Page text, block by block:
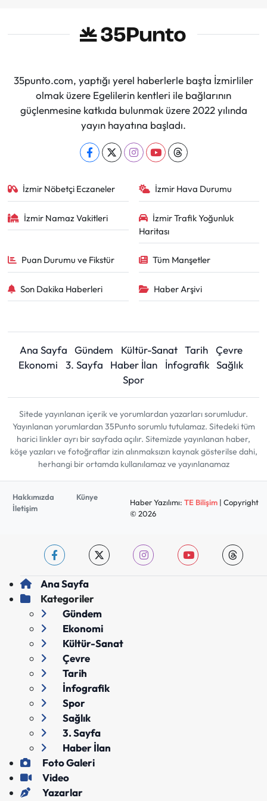
35punto.com, yaptığı yerel haberlerle başta İzmirliler
olmak üzere Egelilerin kentleri ile bağlarının
güçlenmesine katkıda bulunmak üzere 2022 yılında
yayın hayatına başladı.
İzmir Nöbetçi Eczaneler İzmir Hava Durumu
İzmir Namaz Vakitleri
İzmir Trafik Yoğunluk
Haritası
Puan Durumu ve Fikstür Tüm Manşetler
Son Dakika Haberleri Haber Arşivi
Ana Sayfa Gündem Kültür-Sanat Tarih
Çevre
Ekonomi
3. Sayfa Haber İlan İnfografik Sağlık
Spor
Sitede yayınlanan içerik ve yorumlardan yazarları sorumludur.
Yayınlanan yorumlardan 35Punto sorumlu tutulamaz. Sitedeki tüm
harici linkler ayrı bir sayfada açılır. Sitemizde yayınlanan haber,
köşe yazıları ve fotoğraflar izin alınmaksızın kaynak gösterilse dahi,
herhangi bir ortamda kullanılamaz ve yayınlanamaz
Hakkımızda
Künye
İletişim
Haber Yazılımı: TE Bilişim| Copyright
© 2026
Ana Sayfa
Kategoriler
Gündem
Ekonomi
Kültür-Sanat
Çevre
Tarih
İnfografik
Spor
Sağlık
3. Sayfa
Haber İlan
Foto Galeri
Video
Yazarlar